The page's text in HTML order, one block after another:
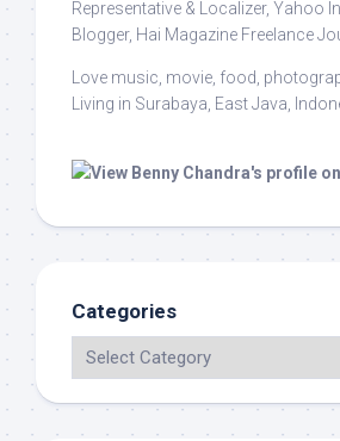
Representative & Localizer, Yahoo
Blogger, Hai Magazine Freelance
Love music, movie, food,
Living in Surabaya, East Java,
Categories